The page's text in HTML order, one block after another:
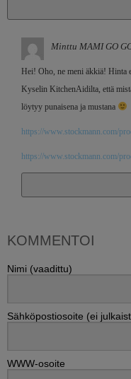
Minttu MAMI GO
Hei! Oho, ne meni äkkiä! Hinta
Kyselin KitchenAidilta, että
löytyy punaisena ja mustana
https://www.stockmann.com/
https://www.stockmann.com/
KOMMENTOI
Nimi (vaadittu)
Sähköpostiosoite (ei
WWW-osoite